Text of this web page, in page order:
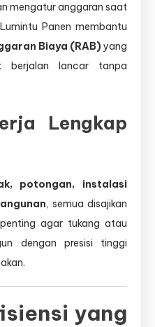
mengatur anggaran saat
Panen membantu
Biaya (RAB)yang
berjalan lancar tanpa
Lengkap
potongan, instalasi
, semua disajikan
agar tukang atau
dengan presisi tinggi
yang